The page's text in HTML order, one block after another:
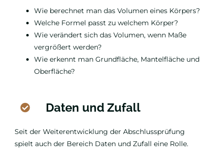
Wie berechnet man das Volumen eines Körpers?
Welche Formel passt zu welchem Körper?
Wie verändert sich das Volumen, wenn Maße
vergrößert werden?
Wie erkennt man Grundfläche, Mantelfläche und
Oberfläche?
Daten und Zufall
Seit der Weiterentwicklung der Abschlussprüfung
spielt auch der Bereich Daten und Zufall eine Rolle.